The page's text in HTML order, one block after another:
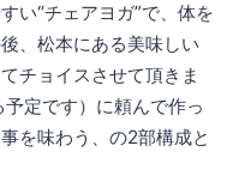
い“チェアヨガ”で、体を
、松本にある美味しい
チョイスさせて頂きま
定です）に頼んで作っ
を味わう、の2部構成と